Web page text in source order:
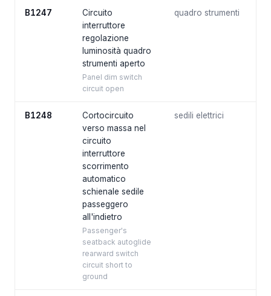
B1247
Circuito
interruttore
regolazione
luminosità quadro
strumenti aperto
Panel dim switch
circuit open
quadro strumenti
B1248
Cortocircuito
verso massa nel
circuito
interruttore
scorrimento
automatico
schienale sedile
passeggero
all'indietro
Passenger's
seatback autoglide
rearward switch
circuit short to
ground
sedili elettrici